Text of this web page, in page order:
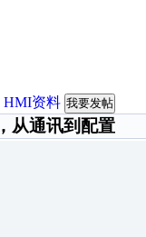
HMI资料 我要发帖
从通讯到配置